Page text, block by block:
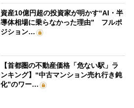
資産10億円超の投資家が明かす“AI・半
導体相場に乗らなかった理由” フルポ
ジション…
【首都圏の不動産価格「危ない駅」ラ
ンキング】“中古マンション売れ行き鈍
化”のワー…